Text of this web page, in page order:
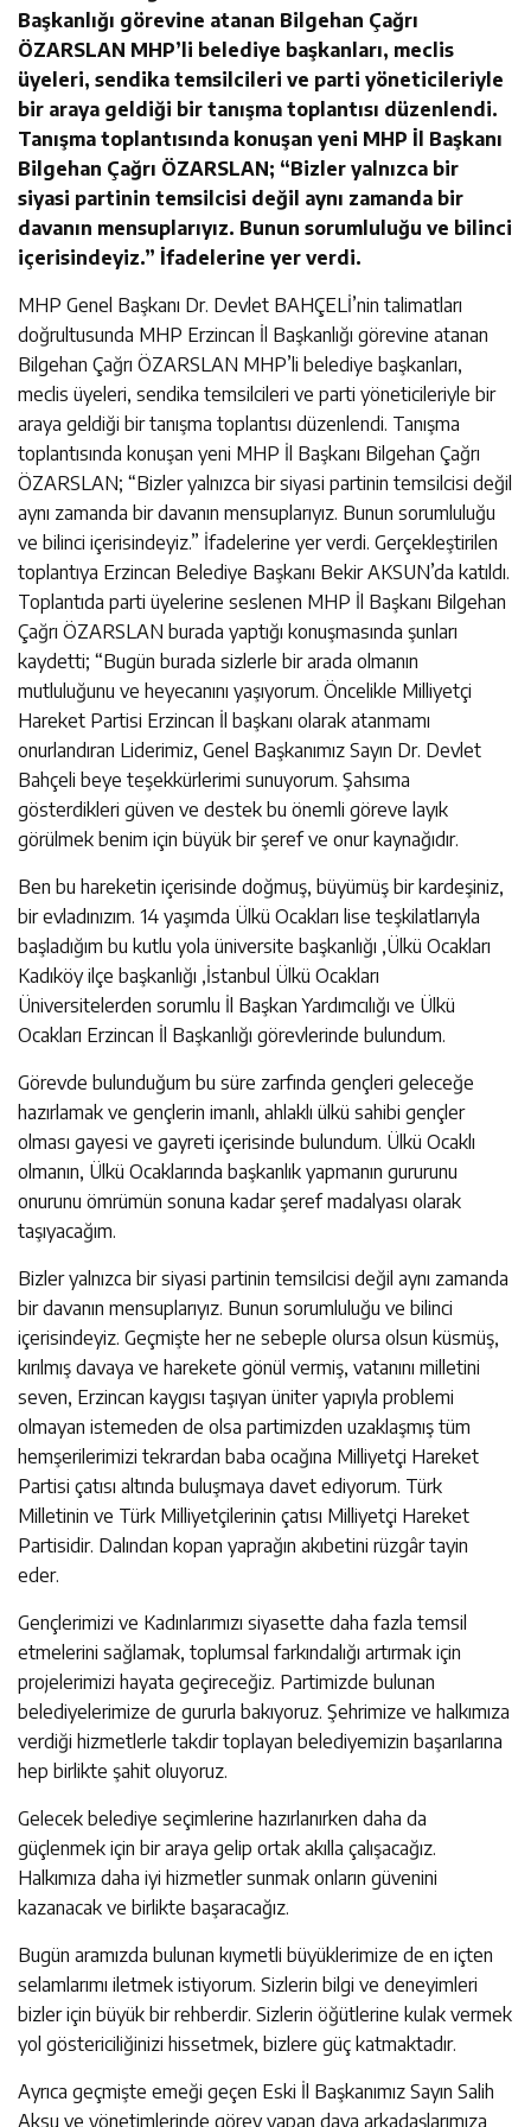
Başkanlığı görevine atanan Bilgehan Çağrı
ÖZARSLAN MHP’li belediye başkanları, meclis
üyeleri, sendika temsilcileri ve parti yöneticileriyle
bir araya geldiği bir tanışma toplantısı düzenlendi.
Tanışma toplantısında konuşan yeni MHP İl Başkanı
Bilgehan Çağrı ÖZARSLAN; “Bizler yalnızca bir
siyasi partinin temsilcisi değil aynı zamanda bir
davanın mensuplarıyız. Bunun sorumluluğu ve bilinci
içerisindeyiz.” İfadelerine yer verdi.
MHP Genel Başkanı Dr. Devlet BAHÇELİ’nin talimatları
doğrultusunda MHP Erzincan İl Başkanlığı görevine atanan
Bilgehan Çağrı ÖZARSLAN MHP’li belediye başkanları,
meclis üyeleri, sendika temsilcileri ve parti yöneticileriyle bir
araya geldiği bir tanışma toplantısı düzenlendi. Tanışma
toplantısında konuşan yeni MHP İl Başkanı Bilgehan Çağrı
ÖZARSLAN; “Bizler yalnızca bir siyasi partinin temsilcisi değil
aynı zamanda bir davanın mensuplarıyız. Bunun sorumluluğu
ve bilinci içerisindeyiz.” İfadelerine yer verdi. Gerçekleştirilen
toplantıya Erzincan Belediye Başkanı Bekir AKSUN’da katıldı.
Toplantıda parti üyelerine seslenen MHP İl Başkanı Bilgehan
Çağrı ÖZARSLAN burada yaptığı konuşmasında şunları
kaydetti; “Bugün burada sizlerle bir arada olmanın
mutluluğunu ve heyecanını yaşıyorum. Öncelikle Milliyetçi
Hareket Partisi Erzincan İl başkanı olarak atanmamı
onurlandıran Liderimiz, Genel Başkanımız Sayın Dr. Devlet
Bahçeli beye teşekkürlerimi sunuyorum. Şahsıma
gösterdikleri güven ve destek bu önemli göreve layık
görülmek benim için büyük bir şeref ve onur kaynağıdır.
Ben bu hareketin içerisinde doğmuş, büyümüş bir kardeşiniz,
bir evladınızım. 14 yaşımda Ülkü Ocakları lise teşkilatlarıyla
başladığım bu kutlu yola üniversite başkanlığı ,Ülkü Ocakları
Kadıköy ilçe başkanlığı ,İstanbul Ülkü Ocakları
Üniversitelerden sorumlu İl Başkan Yardımcılığı ve Ülkü
Ocakları Erzincan İl Başkanlığı görevlerinde bulundum.
Görevde bulunduğum bu süre zarfında gençleri geleceğe
hazırlamak ve gençlerin imanlı, ahlaklı ülkü sahibi gençler
olması gayesi ve gayreti içerisinde bulundum. Ülkü Ocaklı
olmanın, Ülkü Ocaklarında başkanlık yapmanın gururunu
onurunu ömrümün sonuna kadar şeref madalyası olarak
taşıyacağım.
Bizler yalnızca bir siyasi partinin temsilcisi değil aynı zamanda
bir davanın mensuplarıyız. Bunun sorumluluğu ve bilinci
içerisindeyiz. Geçmişte her ne sebeple olursa olsun küsmüş,
kırılmış davaya ve harekete gönül vermiş, vatanını milletini
seven, Erzincan kaygısı taşıyan üniter yapıyla problemi
olmayan istemeden de olsa partimizden uzaklaşmış tüm
hemşerilerimizi tekrardan baba ocağına Milliyetçi Hareket
Partisi çatısı altında buluşmaya davet ediyorum. Türk
Milletinin ve Türk Milliyetçilerinin çatısı Milliyetçi Hareket
Partisidir. Dalından kopan yaprağın akıbetini rüzgâr tayin
eder.
Gençlerimizi ve Kadınlarımızı siyasette daha fazla temsil
etmelerini sağlamak, toplumsal farkındalığı artırmak için
projelerimizi hayata geçireceğiz. Partimizde bulunan
belediyelerimize de gururla bakıyoruz. Şehrimize ve halkımıza
verdiği hizmetlerle takdir toplayan belediyemizin başarılarına
hep birlikte şahit oluyoruz.
Gelecek belediye seçimlerine hazırlanırken daha da
güçlenmek için bir araya gelip ortak akılla çalışacağız.
Halkımıza daha iyi hizmetler sunmak onların güvenini
kazanacak ve birlikte başaracağız.
Bugün aramızda bulunan kıymetli büyüklerimize de en içten
selamlarımı iletmek istiyorum. Sizlerin bilgi ve deneyimleri
bizler için büyük bir rehberdir. Sizlerin öğütlerine kulak vermek
yol göstericiliğinizi hissetmek, bizlere güç katmaktadır.
Ayrıca geçmişte emeği geçen Eski İl Başkanımız Sayın Salih
Aksu ve yönetimlerinde görev yapan dava arkadaşlarımıza